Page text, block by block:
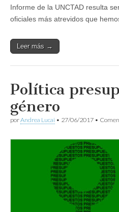
Informe de la UNCTAD resulta
oficiales más atrevidos que
Leer más →
Política
género
porAndrea Lucai • 27/06/2017 •